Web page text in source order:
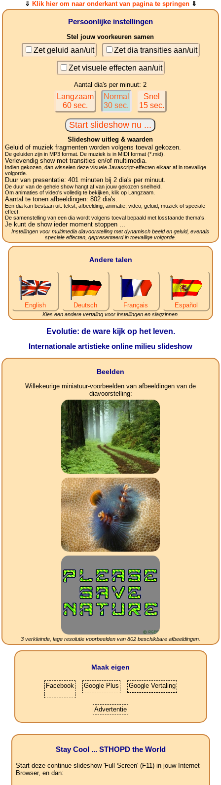
⇓ Klik hier om naar onderkant van pagina te springen⇓
Persoonlijke instellingen
Stel jouw voorkeuren samen
Zet geluid aan/uit Zet dia transities aan/uit
Zet visuele effecten aan/uit
Aantal dia's per minuut: 2
Langzaam
60 sec.
Normal
30 sec.
Snel
15 sec.
Slideshow uitleg & waarden
Geluid of muziek fragmenten worden volgens toeval gekozen.
De geluiden zijn in MP3 format. De muziek is in MIDI format (*.mid).
Verlevendig show met transities en/of multimedia.
Indien gekozen, dan wisselen deze visuele Javascript-effecten elkaar af in toevallige
volgorde.
Duur van presentatie: 401 minuten bij 2 dia's per minuut.
De duur van de gehele show hangt af van jouw gekozen snelheid.
Om animaties of video's volledig te bekijken, klik op Langzaam.
Aantal te tonen afbeeldingen: 802dia's.
Een dia kan bestaan uit: tekst, afbeelding, animatie, video, geluid, muziek of speciale
effect.
De samenstelling van een dia wordt volgens toeval bepaald met losstaande thema's.
Je kunt de show ieder moment stoppen ...
Instellingen voor multimedia diavoorstelling met dynamisch beeld en geluid, evenals
speciale effecten, gepresenteerd in toevallige volgorde.
Andere talen
English Deutsch Français Español
Kies een andere vertaling voor instellingen en slagzinnen.
Evolutie: de ware kijk op het leven.
Internationale artistieke online milieu slideshow
Beelden
Willekeurige miniatuur-voorbeelden van afbeeldingen van de
diavoorstelling:
3 verkleinde, lage resolutie voorbeelden van 802 beschikbare afbeeldingen.
Maak eigen
Facebook Google Plus Google Vertaling
Advertentie
Stay Cool ... STHOPD the World
Start deze continue slideshow 'Full Screen' (F11) in jouw Internet
Browser, en dan: